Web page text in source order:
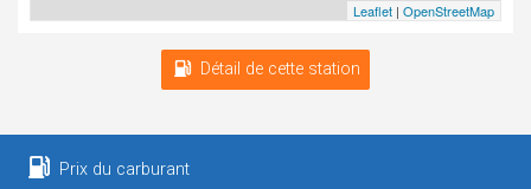
Leaflet | OpenStreetMap
Détail de cette station
Prix du carburant